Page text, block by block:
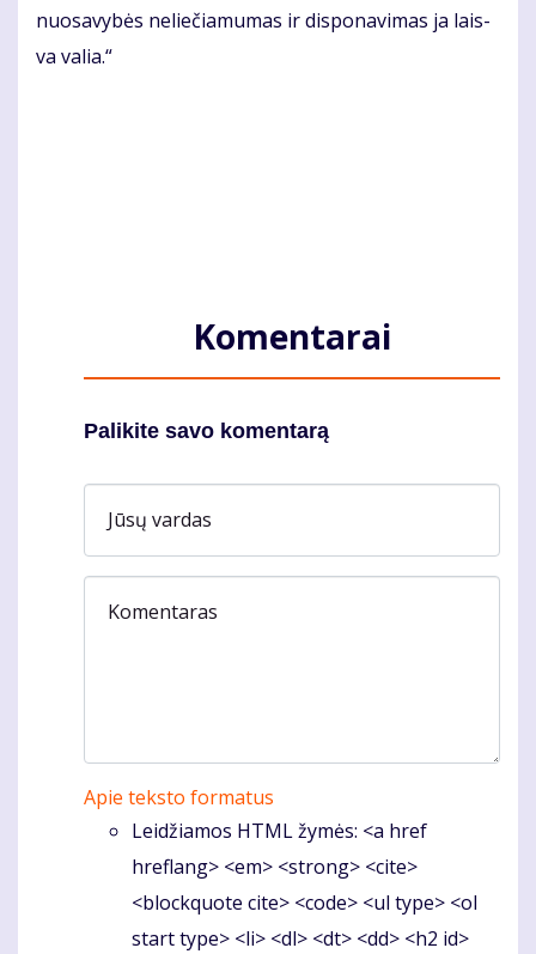
nuo­sa­vy­bės ne­lie­čia­mu­mas ir dis­po­navimas ja lais­
va va­lia.“
Komentarai
Palikite savo komentarą
Jūsų vardas
Komentaras
Apie teksto formatus
Leidžiamos HTML žymės: <a href
hreflang> <em> <strong> <cite>
<blockquote cite> <code> <ul type> <ol
start type> <li> <dl> <dt> <dd> <h2 id>